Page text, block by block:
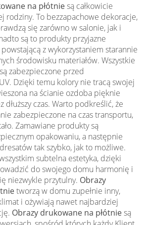
na płótniesą całkowicie
rodziny. To bezzapachowe dekoracje,
się zarówno w salonie, jak i
są to produkty przyjazne
z wykorzystaniem starannie
środowisku materiałów. Wszystkie
są zabezpieczone przed
Dzięki temu kolory nie tracą swojej
na ścianie ozdoba pięknie
dłuższy czas. Warto podkreślić, że
zabezpieczone na czas transportu,
Zamawiane produkty są
opakowaniu, a następnie
tak szybko, jak to możliwe.
subtelna estetyka, dzięki
do swojego domu harmonię i
niezwykle przytulny. Obrazy
tworzą w domu zupełnie inny,
i ożywiają nawet najbardziej
Obrazy drukowane na płótniesą